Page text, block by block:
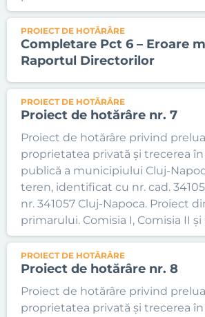
PROIECT DE HOTĂRÂRE
Completare Pct 6 – Eroare
Raportul Directorilor
PROIECT DE HOTĂRÂRE
Proiect de hotărâre nr. 7
Proiect de hotărâre privind
proprietatea privată și trecerea
publică a municipiului Cluj-
teren, identificat cu nr. cad.
nr. 341057 Cluj-Napoca. Proiect
primarului. Comisia I, Comisia II și
PROIECT DE HOTĂRÂRE
Proiect de hotărâre nr. 8
Proiect de hotărâre privind
proprietatea privată și trecerea